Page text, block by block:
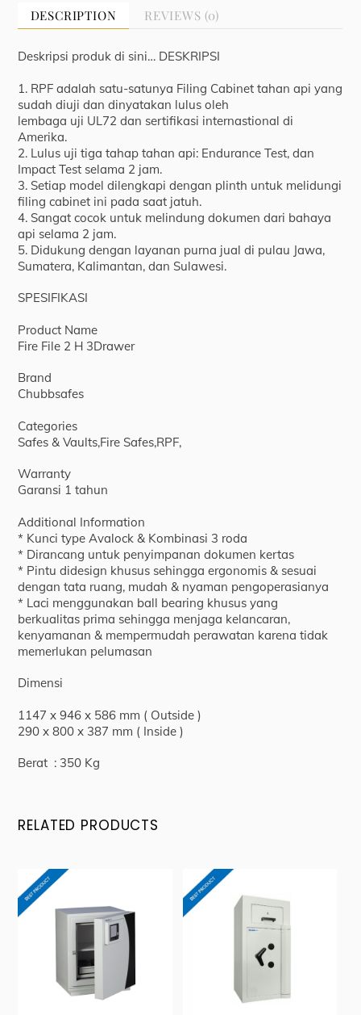
DESCRIPTION REVIEWS (0)
Deskripsi produk di sini… DESKRIPSI
1. RPF adalah satu-satunya Filing Cabinet tahan api yang
sudah diuji dan dinyatakan lulus oleh
lembaga uji UL72 dan sertifikasi internastional di
Amerika.
2. Lulus uji tiga tahap tahan api: Endurance Test, dan
Impact Test selama 2 jam.
3. Setiap model dilengkapi dengan plinth untuk melidungi
filing cabinet ini pada saat jatuh.
4. Sangat cocok untuk melindung dokumen dari bahaya
api selama 2 jam.
5. Didukung dengan layanan purna jual di pulau Jawa,
Sumatera, Kalimantan, dan Sulawesi.
SPESIFIKASI
Product Name
Fire File 2 H 3Drawer
Brand
Chubbsafes
Categories
Safes & Vaults,Fire Safes,RPF,
Warranty
Garansi 1 tahun
Additional Information
* Kunci type Avalock & Kombinasi 3 roda
* Dirancang untuk penyimpanan dokumen kertas
* Pintu didesign khusus sehingga ergonomis & sesuai
dengan tata ruang, mudah & nyaman pengoperasianya
* Laci menggunakan ball bearing khusus yang
berkualitas prima sehingga menjaga kelancaran,
kenyamanan & mempermudah perawatan karena tidak
memerlukan pelumasan
Dimensi
1147 x 946 x 586 mm ( Outside )
290 x 800 x 387 mm ( Inside )
Berat : 350 Kg
RELATED PRODUCTS